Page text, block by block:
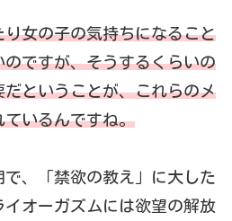
女の子の気持ちになること
ですが、そうするくらいの
ということが、これらのメ
いるんですね。
、「禁欲の教え」に大した
オーガズムには欲望の解放